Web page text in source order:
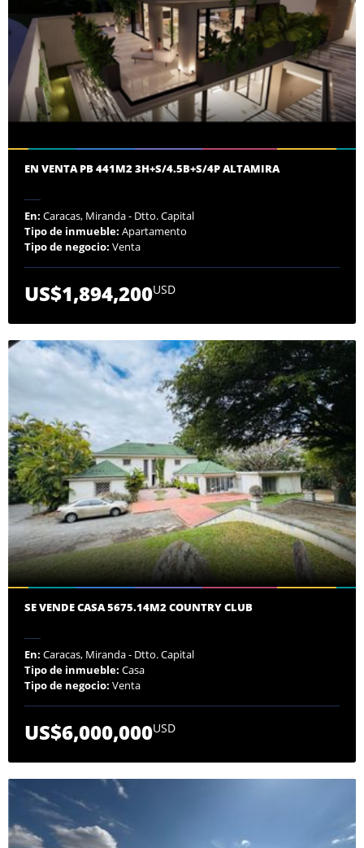
EN VENTA PB 441M2 3H+S/4.5B+S/4P ALTAMIRA
En: Caracas, Miranda - Dtto. Capital
Tipo de inmueble: Apartamento
Tipo de negocio: Venta
US$1,894,200USD
SE VENDE CASA 5675.14M2 COUNTRY CLUB
En: Caracas, Miranda - Dtto. Capital
Tipo de inmueble: Casa
Tipo de negocio: Venta
US$6,000,000USD